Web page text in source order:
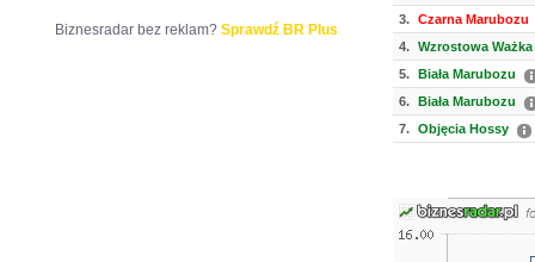
3. Czarna Marubozu
4. Wzrostowa
5. Biała Marubozu
6. Biała Marubozu
7. Objęcia Hossy
Biznesradar bez reklam? Sprawdź BR Plus